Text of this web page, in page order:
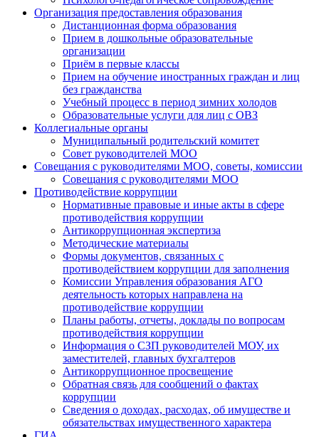
Организация предоставления образования
Дистанционная форма образования
Прием в дошкольные образовательные
организации
Приём в первые классы
Прием на обучение иностранных граждан и лиц
без гражданства
Учебный процесс в период зимних холодов
Образовательные услуги для лиц с ОВЗ
Коллегиальные органы
Муниципальный родительский комитет
Совет руководителей МОО
Совещания с руководителями МОО, советы, комиссии
Совещания с руководителями МОО
Противодействие коррупции
Нормативные правовые и иные акты в сфере
противодействия коррупции
Антикоррупционная экспертиза
Методические материалы
Формы документов, связанных с
противодействием коррупции для заполнения
Комиссии Управления образования АГО
деятельность которых направлена на
противодействие коррупции
Планы работы, отчеты, доклады по вопросам
противодействия коррупции
Информация о СЗП руководителей МОУ, их
заместителей, главных бухгалтеров
Антикоррупционное просвещение
Обратная связь для сообщений о фактах
коррупции
Сведения о доходах, расходах, об имуществе и
обязательствах имущественного характера